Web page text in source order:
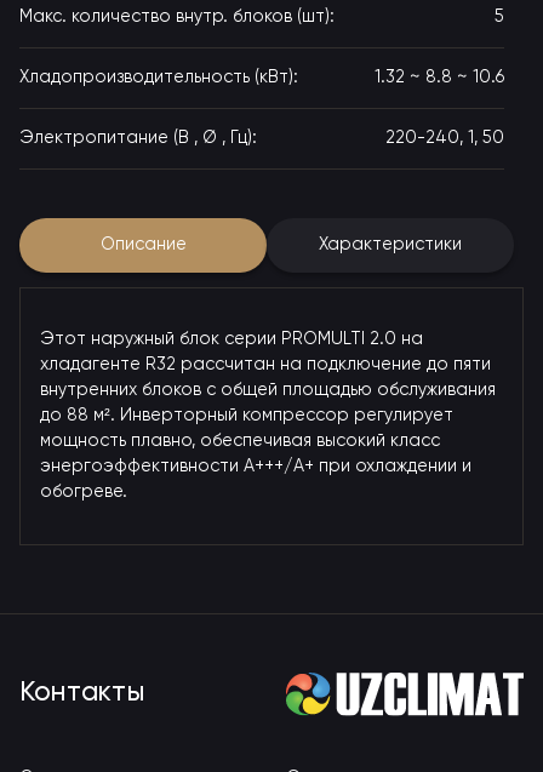
Макс. количество внутр. блоков (шт): 5
Хладопроизводительность (кВт): 1.32 ~ 8.8 ~ 10.6
Электропитание (В , Ø , Гц): 220-240, 1, 50
Описание Характеристики
Этот наружный блок серии PROMULTI 2.0 на
хладагенте R32 рассчитан на подключение до пяти
внутренних блоков с общей площадью обслуживания
до 88 м². Инверторный компрессор регулирует
мощность плавно, обеспечивая высокий класс
энергоэффективности A+++/A+ при охлаждении и
обогреве.
Контакты